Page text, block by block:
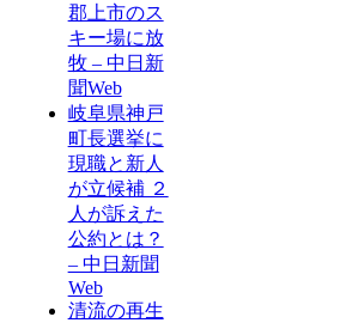
郡上市のス
キー場に放
牧 – 中日新
聞Web
岐阜県神戸
町長選挙に
現職と新人
が立候補 ２
人が訴えた
公約とは？
– 中日新聞
Web
清流の再生